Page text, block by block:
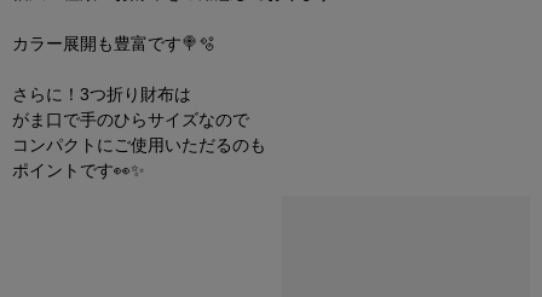
カラー展開も豊富です🍭🫧
さらに！3つ折り財布は
がま口で手のひらサイズなので
コンパクトにご使用いただるのも
ポイントです👀✨️